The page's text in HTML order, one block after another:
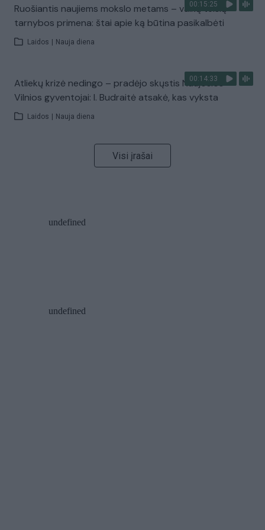
00:15:25
Ruošiantis naujiems mokslo metams – vaikų teisių
tarnybos primena: štai apie ką būtina pasikalbėti
Laidos Nauja diena
00:14:33
Atliekų krizė nedingo – pradėjo skųstis Naujosios
Vilnios gyventojai: I. Budraitė atsakė, kas vyksta
Laidos Nauja diena
Visi įrašai